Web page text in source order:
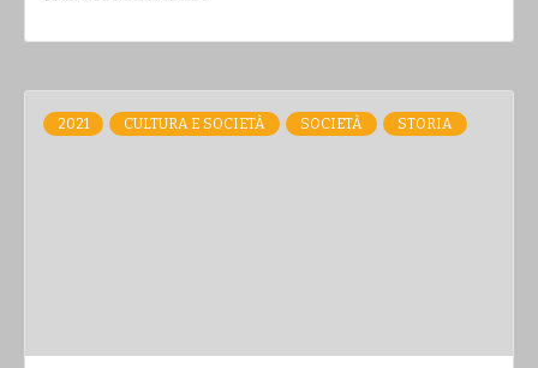
2021 CULTURA E SOCIETÀ SOCIETÀ STORIA